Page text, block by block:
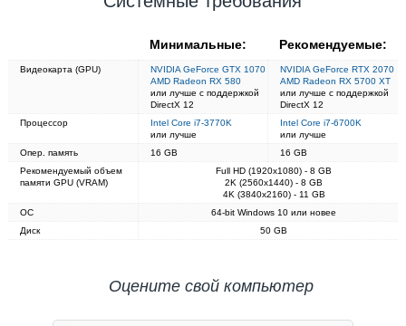
Минимальные: Рекомендуемые:
Видеокарта (GPU)
NVIDIA GeForce GTX 1070
AMD Radeon RX 580
или лучше с поддержкой
DirectX 12
NVIDIA GeForce RTX 2070
AMD Radeon RX 5700 XT
или лучше с поддержкой
DirectX 12
Процессор
Intel Core i7-3770K
или лучше
Intel Core i7-6700K
или лучше
Опер. память
16 GB
16 GB
Рекомендуемый объем
памяти GPU (VRAM)
Full HD (1920x1080) - 8 GB
2K (2560x1440) - 8 GB
4K (3840x2160) - 11 GB
ОС
64-bit Windows 10 или новее
Диск
50 GB
Оцените свой компьютер